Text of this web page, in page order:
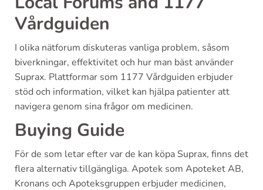
Vårdguiden
I olika nätforum diskuteras vanliga problem, såsom
biverkningar, effektivitet och hur man bäst använder
Suprax. Plattformar som 1177 Vårdguiden erbjuder
stöd och information, vilket kan hjälpa patienter att
navigera genom sina frågor om medicinen.
Buying Guide
För de som letar efter var de kan köpa Suprax, finns det
flera alternativ tillgängliga. Apotek som Apoteket AB,
Kronans och Apoteksgruppen erbjuder medicinen,